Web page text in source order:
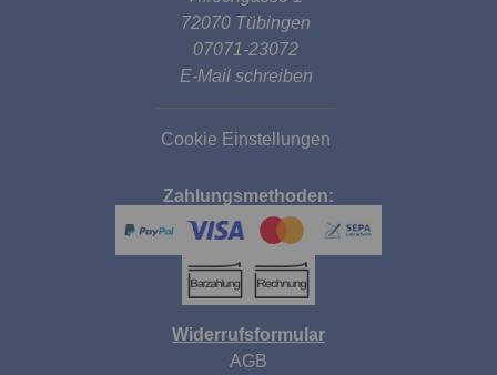
72070 Tübingen
07071-23072
E-Mail schreiben
Cookie Einstellungen
Zahlungsmethoden:
Widerrufsformular
AGB